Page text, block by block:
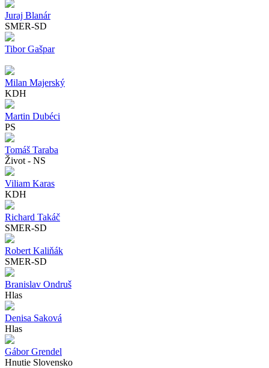
Juraj Blanár
SMER-SD
Tibor Gašpar
Milan Majerský
KDH
Martin Dubéci
PS
Tomáš Taraba
Život - NS
Viliam Karas
KDH
Richard Takáč
SMER-SD
Robert Kaliňák
SMER-SD
Branislav Ondruš
Hlas
Denisa Saková
Hlas
Gábor Grendel
Hnutie Slovensko